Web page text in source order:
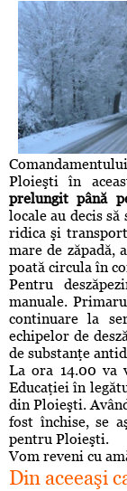
Ploieşti în
prelungit până
locale au decis
ridica şi
mare de zăpadă,
poată circula în
Pentru
manuale.
continuare la
echipelor de
de substanţe
La ora 14.00 va
Educaţiei în
din Ploieşti.
fost închise, se
pentru Ploieşti.
Vom reveni cu
Din aceeaşi